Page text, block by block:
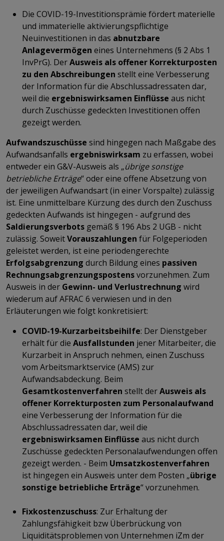
Die COVID-19-Investitionsprämie fördert materielle
und immaterielle aktivierungspflichtige
Neuinvestitionen in das abnutzbare
Anlagevermögen eines Unternehmens (§ 2 Abs 1
InvPrG). DerAusweis als offener Korrekturposten
zu den Abschreibungen stellt eine Verbesserung
der Information für die Abschlussadressaten dar,
weil die ergebniswirksamen Einflüsse aus nicht
durch Zuschüsse gedeckten Investitionen offen
gezeigt werden.
Aufwandszuschüsse sind hingegen nach Maßgabe des
Aufwandsanfalls ergebniswirksam zu erfassen, wobei
entweder ein G&V-Ausweis als „übrige sonstige
betriebliche Erträge“ oder eine offene Absetzung von
der jeweiligen Aufwandsart (in einer Vorspalte) zulässig
ist. Eine unmittelbare Kürzung des durch den Zuschuss
gedeckten Aufwands ist hingegen - aufgrund des
Saldierungsverbots gemäß § 196 Abs 2 UGB - nicht
zulässig. SoweitVorauszahlungen für Folgeperioden
geleistet werden, ist eine periodengerechte
Erfolgsabgrenzung durch Bildung eines passiven
Rechnungsabgrenzungspostensvorzunehmen. Zum
Ausweis in der Gewinn- und Verlustrechnung wird
wiederum auf AFRAC 6 verwiesen und in den
Erläuterungen wie folgt konkretisiert:
COVID-19-Kurzarbeitsbeihilfe: Der Dienstgeber
erhält für die Ausfallstunden jener Mitarbeiter, die
Kurzarbeit in Anspruch nehmen, einen Zuschuss
vom Arbeitsmarktservice (AMS) zur
Aufwandsabdeckung. Beim
Gesamtkostenverfahren stellt derAusweis als
offener Korrekturposten zum Personalaufwand
eine Verbesserung der Information für die
Abschlussadressaten dar, weil die
ergebniswirksamen Einflüsse aus nicht durch
Zuschüsse gedeckten Personalaufwendungen offen
gezeigt werden. - Beim Umsatzkostenverfahren
ist hingegen ein Ausweis unter dem Posten „übrige
sonstige betriebliche Erträge“ vorzunehmen.
Fixkostenzuschuss: Zur Erhaltung der
Zahlungsfähigkeit bzw Überbrückung von
Liquiditätsproblemen von Unternehmen iZm der